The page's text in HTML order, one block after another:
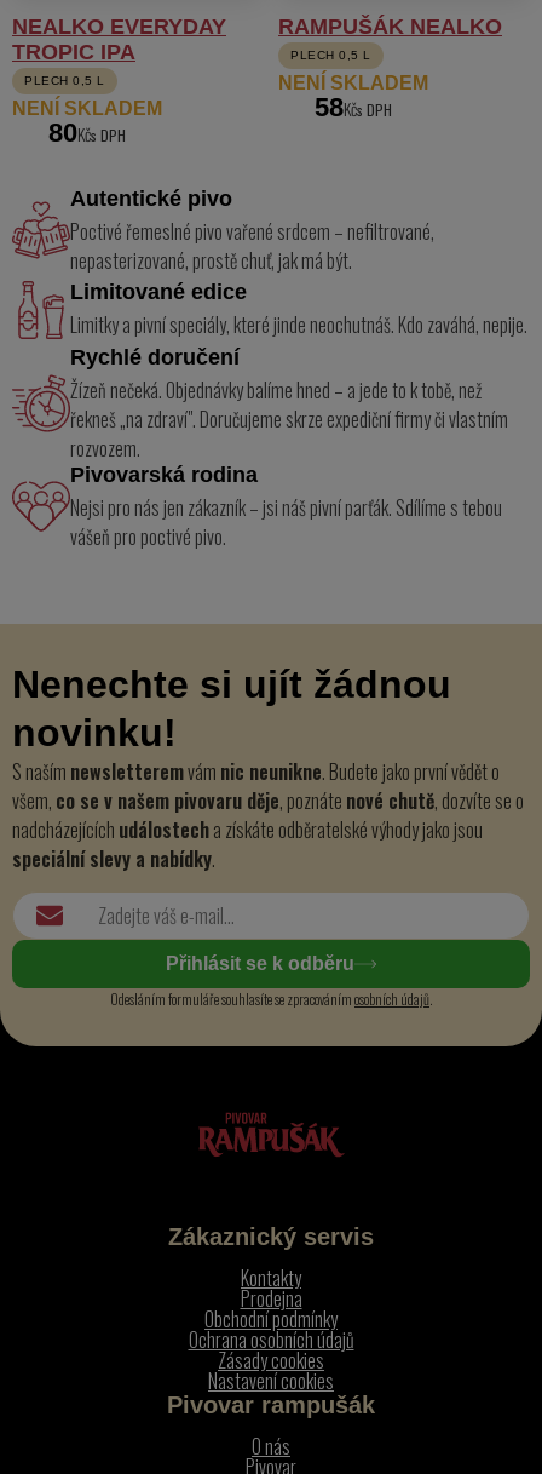
NEALKO EVERYDAY
TROPIC IPA
PLECH 0,5 L
80Kč
NENÍ SKLADEM
RAMPUŠÁK NEALKO
PLECH 0,5 L
58Kč
NENÍ SKLADEM
Autentické pivo
Poctivé řemeslné pivo vařené srdcem – nefiltrované,
nepasterizované, prostě chuť, jak má být.
Limitované edice
Limitky a pivní speciály, které jinde neochutnáš. Kdo zaváhá, nepije.
Rychlé doručení
Žízeň nečeká. Objednávky balíme hned – a jede to k tobě, než
řekneš „na zdraví". Doručujeme skrze expediční firmy či vlastním
rozvozem.
Pivovarská rodina
Nejsi pro nás jen zákazník – jsi náš pivní parťák. Sdílíme s tebou
vášeň pro poctivé pivo.
Nenechte si ujít žádnou
novinku!
S naším newsletteremvám nic neunikne. Budete jako první vědět o
všem, co se v našem pivovaru děje, poznáte nové chutě, dozvíte se o
nadcházejících událostecha získáte odběratelské výhody jako jsou
speciální slevy a nabídky.
Přihlásit se k odběru
Odesláním formuláře souhlasíte se zpracovánímosobních údajů
Zákaznický servis
Kontakty
Prodejna
Obchodní podmínky
Ochrana osobních údajů
Zásady cookies
Nastavení cookies
Pivovar rampušák
O nás
Pivovar